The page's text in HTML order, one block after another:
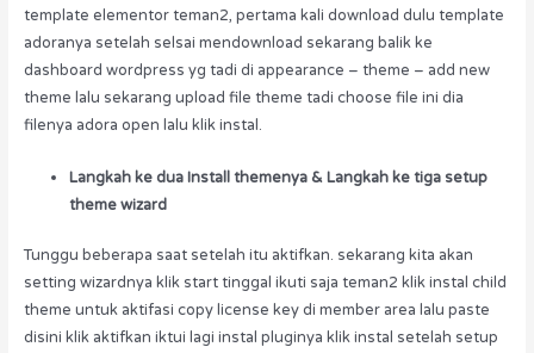
template elementor teman2, pertama kali download dulu template
adoranya setelah selsai mendownload sekarang balik ke
dashboard wordpress yg tadi di appearance – theme – add new
theme lalu sekarang upload file theme tadi choose file ini dia
filenya adora open lalu klik instal.
Langkah ke dua Install themenya & Langkah ke tiga setup
theme wizard
Tunggu beberapa saat setelah itu aktifkan. sekarang kita akan
setting wizardnya klik start tinggal ikuti saja teman2 klik instal child
theme untuk aktifasi copy license key di member area lalu paste
disini klik aktifkan iktui lagi instal pluginya klik instal setelah setup